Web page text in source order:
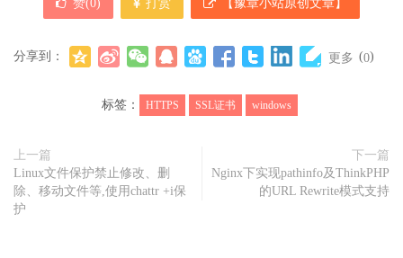
赞(0) 打赏 【豫章小站原创文章】
分享到： 更多 (0)
标签： HTTPS SSL证书 windows
上一篇
Linux文件保护禁止修改、删
除、移动文件等,使用chattr +i保
护
下一篇
Nginx下实现pathinfo及ThinkPHP
的URL Rewrite模式支持